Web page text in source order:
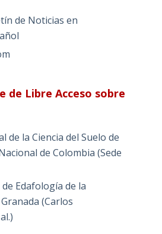
de Noticias en
de Libre Acceso sobre
de la Ciencia del Suelo de
de Colombia (Sede
Edafología de la
(Carlos